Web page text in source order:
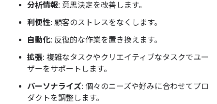
分析情報: 意思決定を改善します。
利便性: 顧客のストレスをなくします。
自動化: 反復的な作業を置き換えます。
拡張: 複雑なタスクやクリエイティブなタスクでユー
ザーをサポートします。
パーソナライズ: 個々のニーズや好みに合わせてプロ
ダクトを調整します。